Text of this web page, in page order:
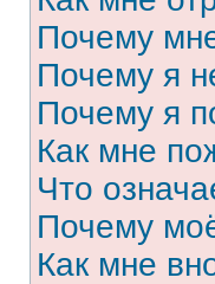
Почему
Почему я
Почему я
Как мне
Что
Почему
Как мне